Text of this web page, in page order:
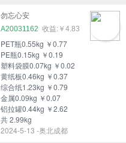
勿忘心安
A20031162
￥4.83
PET瓶0.55kg ￥0.77
PE瓶0.15kg ￥0.19
塑料袋膜0.07kg ￥0.02
黄纸板0.46kg ￥0.37
综合纸1.23kg ￥0.79
金属0.09kg ￥0.07
铝拉罐0.44kg ￥2.62
共 2.99kg
2024-5-13 -奥北成都